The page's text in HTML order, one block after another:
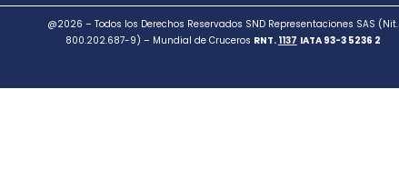
@2026 – Todos los Derechos Reservados SND Representaciones SAS (Nit.
800.202.687-9) – Mundial de Cruceros RNT. 1137 IATA 93-3 5236 2